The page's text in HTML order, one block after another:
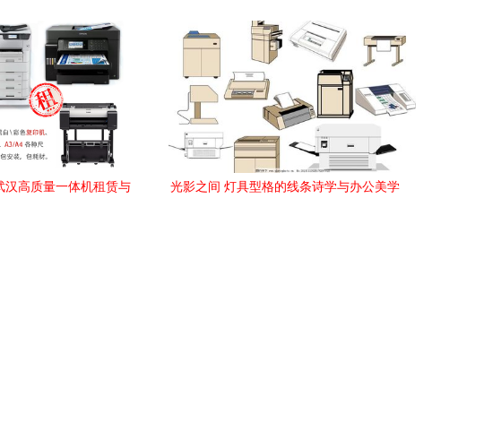
汉高质量一体机租赁与
光影之间 灯具型格的线条诗学与办公美学